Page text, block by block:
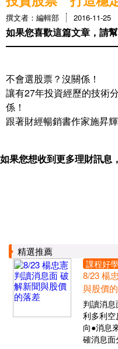
撰文者：編輯部 2016-11-25
如果您喜歡這篇文章，請
不會選股票？沒關係！
讓有27年投資經歷的技術
係！
跟著財經暢銷書作家施昇
如果您想收到更多理財訊息
精選推薦
課程好學
8/23 楊
與股價
判讀消
利多利
向●消息
確消息